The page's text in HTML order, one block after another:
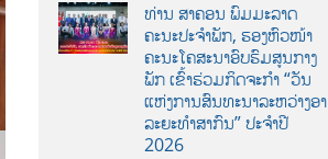
ທ່ານ ສາຄອນ ພົມມະລາດ
ຄະນະປະຈໍາພັກ, ຮອງຫົວໜ້າ
ຄະນະໂຄສະນາອົບຮົມສູນກາງ
ພັກ ເຂົ້າຮ່ວມກິດຈະກຳ “ວັນ
ແຫ່ງການສົນທະນາລະຫວ່າງອາ
ລະຍະທຳສາກົນ” ປະຈຳປີ
2026